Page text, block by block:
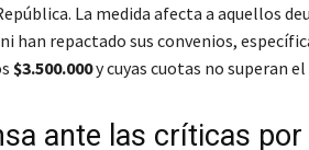
La medida afecta a aquellos
han repactado sus convenios,
$3.500.000y cuyas cuotas no superan
ante las críticas